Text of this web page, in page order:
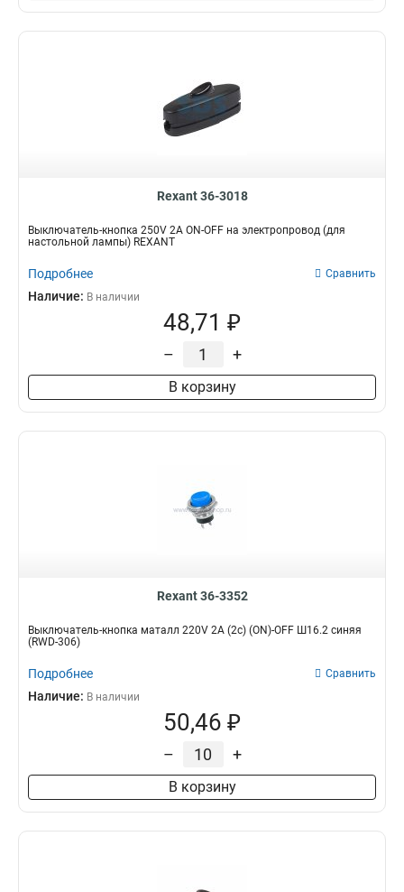
Rexant 36-3018
Выключатель-кнопка 250V 2А ON-OFF на электропровод (для
настольной лампы) REXANT
Подробнее Сравнить
Наличие: В наличии
48,71 ₽
– +
В корзину
Rexant 36-3352
Выключатель-кнопка маталл 220V 2А (2с) (ON)-OFF Ш16.2 синяя
(RWD-306)
Подробнее Сравнить
Наличие: В наличии
50,46 ₽
– +
В корзину